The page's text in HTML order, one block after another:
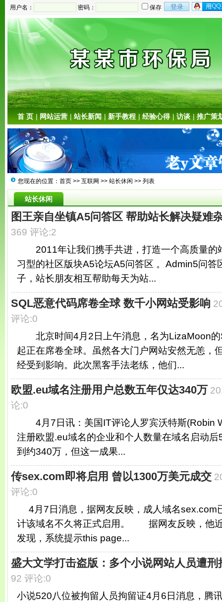
用户名： 密码： 保存
首 页 | 网站运营 |站长新闻 | 新手教程 | 经验心得 | 访谈 | 推广策
您现在的位置： 首页 >> 互联网 >> 站长休闲 >> 列表
站长休闲
图王亲自坐镇A5问答区 帮助站长解决疑难
369 评论:2
2011年让我们携手共进，打造一个高质量的
习型的社区版块A5论坛A5问答区 。Admin5问答
子，站长朋友相互帮助每天为站...
SQL恶意代码席卷全球 数千小网站受影响
评论:0
北京时间4月2日上午消息，名为LizaMoon的
起正在席卷全球。虽然各大门户网站安然无恙，
经受到影响。此次黑客手法老练，他们...
欧盟.eu域名注册用户总数五年仅达340万
论:0
4月7日讯：美国IT评论人罗宾沃特斯(Robin
注册欧盟.eu域名的企业和个人数量在域名启动
到约340万，但这一成果...
传sex.com即将启用 曾以1300万美元成交
评论:0
4月7日消息，据网友反映，成人域名sex.com
计该域名不久将正式启用。 据网友反映，他
发现，系统提示this page...
盛大文学打击盗版：多个小说网站人员遭刑
92 评论:0
小说520八位被拘留人员拘留证4月6日消息，腾